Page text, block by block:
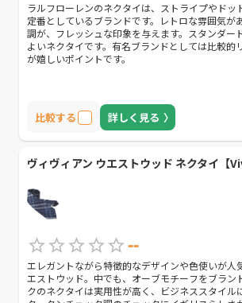
ラルフローレンのネクタイは、ストライプやドッ
定番としているブランドです。レトロな雰囲気が
調が、フレッシュな印象を与えます。スタンダー
よいネクタイです。有名ブランドとしては比較的
が嬉しいポイントです。
比較する 詳しく見る
--
エレガントながら特徴的なデザインや色使いが人
エストウッド。中でも、オーブモチーフをブラン
クのネクタイは実用性が高く、ビジネススタイル